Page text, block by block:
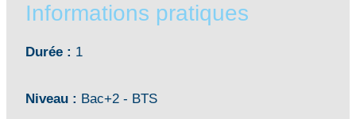
Informations pratiques
Durée : 1
Niveau : Bac+2 - BTS